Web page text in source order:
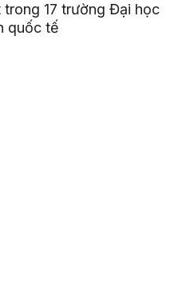
17 trường Đại học
quốc tế